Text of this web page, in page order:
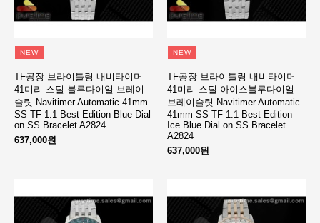
NEW
TF공장 브라이틀링 내비타이머
41미리 스틸 블루다이얼 브레이
슬릿 Navitimer Automatic 41mm
SS TF 1:1 Best Edition Blue Dial
on SS Bracelet A2824
637,000원
NEW
TF공장 브라이틀링 내비타이머
41미리 스틸 아이스블루다이얼
브레이슬릿 Navitimer Automatic
41mm SS TF 1:1 Best Edition
Ice Blue Dial on SS Bracelet
A2824
637,000원